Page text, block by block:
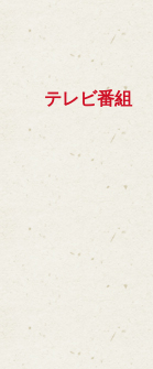
テレビ番組